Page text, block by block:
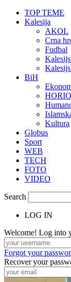
TOP TEME
Kalesija
AKOL
Crna
Fudbal
BiH
Kultura
Globus
Sport
WEB
TECH
FOTO
VIDEO
Search
LOG IN
Welcome! Log into
Forgot your
Recover your